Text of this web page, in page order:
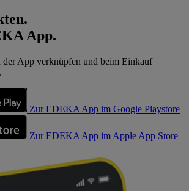
App.
App verknüpfen und beim Einkauf
Zur EDEKA App im Google Playstore
Zur EDEKA App im Apple App Store